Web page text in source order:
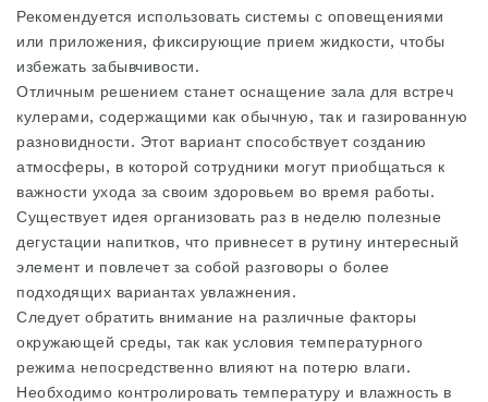
Рекомендуется использовать системы с оповещениями
или приложения, фиксирующие прием жидкости, чтобы
избежать забывчивости.
Отличным решением станет оснащение зала для встреч
кулерами, содержащими как обычную, так и газированную
разновидности. Этот вариант способствует созданию
атмосферы, в которой сотрудники могут приобщаться к
важности ухода за своим здоровьем во время работы.
Существует идея организовать раз в неделю полезные
дегустации напитков, что привнесет в рутину интересный
элемент и повлечет за собой разговоры о более
подходящих вариантах увлажнения.
Следует обратить внимание на различные факторы
окружающей среды, так как условия температурного
режима непосредственно влияют на потерю влаги.
Необходимо контролировать температуру и влажность в